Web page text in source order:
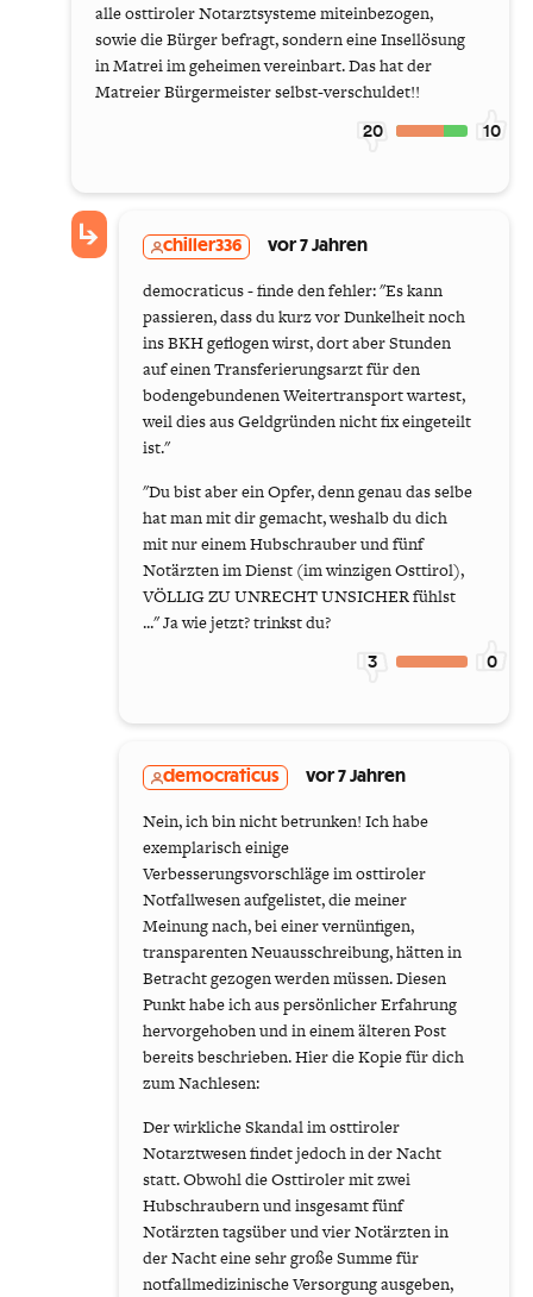
alle osttiroler Notarztsysteme miteinbezogen,
sowie die Bürger befragt, sondern eine Insellösung
in Matrei im geheimen vereinbart. Das hat der
Matreier Bürgermeister selbst-verschuldet!!
20 10
chiller336 vor 7 Jahren
democraticus - finde den fehler: "​Es kann
passieren, dass du kurz vor Dunkelheit noch
ins BKH geflogen wirst, dort aber Stunden
auf einen Transferierungsarzt für den
bodengebundenen Weitertransport wartest,
weil dies aus Geldgründen nicht fix eingeteilt
ist."
"​Du bist aber ein Opfer, denn genau das selbe
hat man mit dir gemacht, weshalb du dich
mit nur einem Hubschrauber und fünf
Notärzten im Dienst (im winzigen Osttirol),
VÖLLIG ZU UNRECHT UNSICHER fühlst
..." Ja wie jetzt? trinkst du?
3 0
democraticus vor 7 Jahren
Nein, ich bin nicht betrunken! Ich habe
exemplarisch einige
Verbesserungsvorschläge im osttiroler
Notfallwesen aufgelistet, die meiner
Meinung nach, bei einer vernünfigen,
transparenten Neuausschreibung, hätten in
Betracht gezogen werden müssen. Diesen
Punkt habe ich aus persönlicher Erfahrung
hervorgehoben und in einem älteren Post
bereits beschrieben. Hier die Kopie für dich
zum Nachlesen:
Der wirkliche Skandal im osttiroler
Notarztwesen findet jedoch in der Nacht
statt. Obwohl die Osttiroler mit zwei
Hubschraubern und insgesamt fünf
Notärzten tagsüber und vier Notärzten in
der Nacht eine sehr große Summe für
notfallmedizinische Versorgung ausgeben,